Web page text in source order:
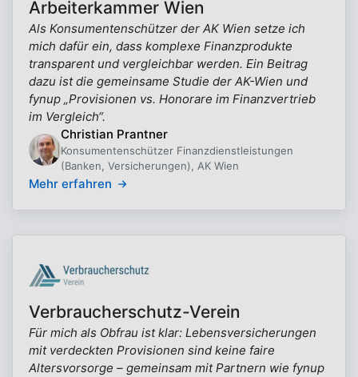
Arbeiterkammer Wien
Als Konsumentenschützer der AK Wien setze ich
mich dafür ein, dass komplexe Finanzprodukte
transparent und vergleichbar werden. Ein Beitrag
dazu ist die gemeinsame Studie der AK-Wien und
fynup „Provisionen vs. Honorare im Finanzvertrieb
im Vergleich“.
Christian Prantner
Konsumentenschützer Finanzdienstleistungen
(Banken, Versicherungen), AK Wien
Mehr erfahren
Verbraucherschutz-Verein
Für mich als Obfrau ist klar: Lebensversicherungen
mit verdeckten Provisionen sind keine faire
Altersvorsorge – gemeinsam mit Partnern wie fynup